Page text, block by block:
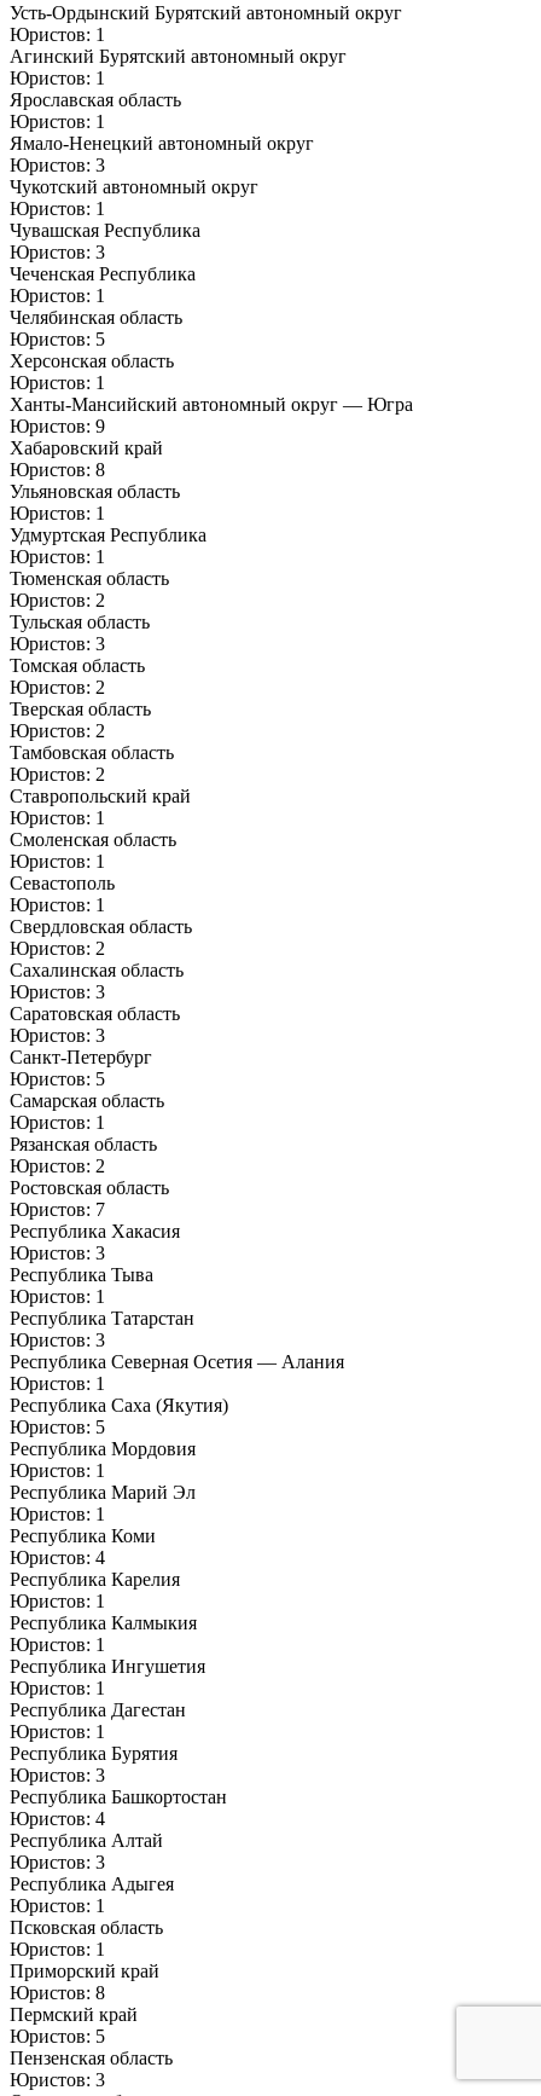
Усть-Ордынский Бурятский автономный округ
Юристов: 1
Агинский Бурятский автономный округ
Юристов: 1
Ярославская область
Юристов: 1
Ямало-Ненецкий автономный округ
Юристов: 3
Чукотский автономный округ
Юристов: 1
Чувашская Республика
Юристов: 3
Чеченская Республика
Юристов: 1
Челябинская область
Юристов: 5
Херсонская область
Юристов: 1
Ханты-Мансийский автономный округ — Югра
Юристов: 9
Хабаровский край
Юристов: 8
Ульяновская область
Юристов: 1
Удмуртская Республика
Юристов: 1
Тюменская область
Юристов: 2
Тульская область
Юристов: 3
Томская область
Юристов: 2
Тверская область
Юристов: 2
Тамбовская область
Юристов: 2
Ставропольский край
Юристов: 1
Смоленская область
Юристов: 1
Севастополь
Юристов: 1
Свердловская область
Юристов: 2
Сахалинская область
Юристов: 3
Саратовская область
Юристов: 3
Санкт-Петербург
Юристов: 5
Самарская область
Юристов: 1
Рязанская область
Юристов: 2
Ростовская область
Юристов: 7
Республика Хакасия
Юристов: 3
Республика Тыва
Юристов: 1
Республика Татарстан
Юристов: 3
Республика Северная Осетия — Алания
Юристов: 1
Республика Саха (Якутия)
Юристов: 5
Республика Мордовия
Юристов: 1
Республика Марий Эл
Юристов: 1
Республика Коми
Юристов: 4
Республика Карелия
Юристов: 1
Республика Калмыкия
Юристов: 1
Республика Ингушетия
Юристов: 1
Республика Дагестан
Юристов: 1
Республика Бурятия
Юристов: 3
Республика Башкортостан
Юристов: 4
Республика Алтай
Юристов: 3
Республика Адыгея
Юристов: 1
Псковская область
Юристов: 1
Приморский край
Юристов: 8
Пермский край
Юристов: 5
Пензенская область
Юристов: 3